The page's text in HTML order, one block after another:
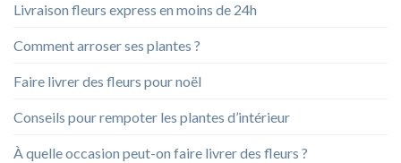
Livraison fleurs express en moins de 24h
Comment arroser ses plantes ?
Faire livrer des fleurs pour noël
Conseils pour rempoter les plantes d’intérieur
À quelle occasion peut-on faire livrer des fleurs ?